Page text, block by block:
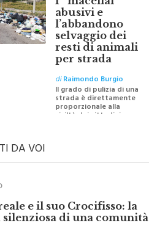
I “macellai”
abusivi e
l’abbandono
selvaggio dei
resti di animali
per strada
diRaimondo Burgio
Il grado di pulizia di una
strada è direttamente
proporzionale alla
DA VOI
e il suo Crocifisso: la
silenziosa di una comunità